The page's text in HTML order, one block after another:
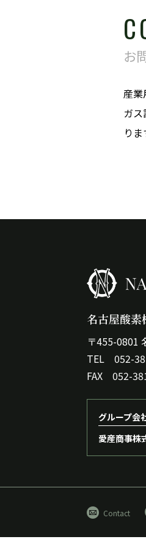
お
産
ガ
り
名古屋酸素
〒455-0801
TEL 052-
FAX 052-
グループ会
愛産商事株
Contact